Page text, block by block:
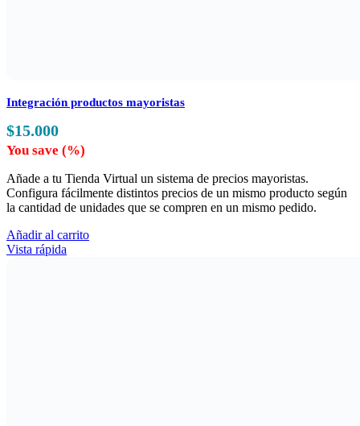
Integración productos mayoristas
$15.000
You save (%)
Añade a tu Tienda Virtual un sistema de precios mayoristas.
Configura fácilmente distintos precios de un mismo producto según
la cantidad de unidades que se compren en un mismo pedido.
Añadir al carrito
Vista rápida